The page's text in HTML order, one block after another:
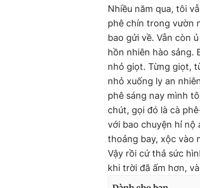
Nhiều năm qua, tôi
phê chín trong vườn
bao gửi về. Vẫn còn
hồn nhiên hào sảng.
nhỏ giọt. Từng giọt,
nhỏ xuống ly an
phê sáng nay mình
chút, gọi đó là cà
với bao chuyện hỉ nộ
thoảng bay, xộc vào
Vậy rồi cứ thả sức
khi trời đã ấm hơn,